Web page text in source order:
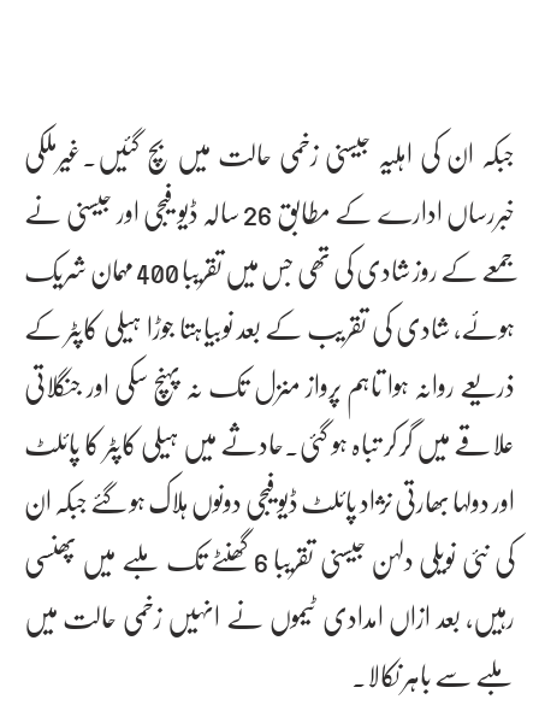
جبکہ ان کی اہلیہ جیسنی زخمی حالت میں بچ گئیں۔غیرملکی
خبررساں ادارے کے مطابق 26 سالہ ڈیو فیجی اور جیسنی نے
جمعے کے روز شادی کی تھی جس میں تقریبا 400 مہمان شریک
ہوئے، شادی کی تقریب کے بعد نوبیاہتا جوڑا ہیلی کاپٹر کے
ذریعے روانہ ہوا تاہم پرواز منزل تک نہ پہنچ سکی اور جنگلاتی
علاقے میں گر کر تباہ ہو گئی۔حادثے میں ہیلی کاپٹر کا پائلٹ
اور دولہا بھارتی نژاد پائلٹ ڈیو فیجی دونوں ہلاک ہو گئے جبکہ ان
کی نئی نویلی دلہن جیسنی تقریبا 6 گھنٹے تک ملبے میں پھنسی
رہیں، بعد ازاں امدادی ٹیموں نے انہیں زخمی حالت میں
ملبے سے باہر نکالا۔